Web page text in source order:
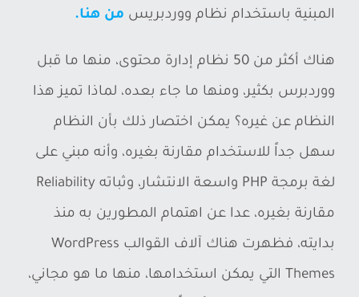
المبنية باستخدام نظام ووردبريس من هنا.
هناك أكثر من 50 نظام إدارة محتوى، منها ما قبل
ووردبرس بكثير، ومنها ما جاء بعده، لماذا تميز هذا
النظام عن غيره؟ يمكن اختصار ذلك بأن النظام
سهل جداً للاستخدام مقارنة بغيره، وأنه مبني على
لغة برمجة PHP واسعة الانتشار، وثباته Reliability
مقارنة بغيره، عدا عن اهتمام المطورين به منذ
بدايته، فظهرت هناك آلاف القوالب WordPress
Themes التي يمكن استخدامها، منها ما هو مجاني،